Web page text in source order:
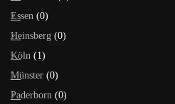
Essen (0)
Heinsberg (0)
Köln (1)
Münster (0)
Paderborn (0)